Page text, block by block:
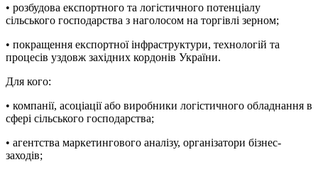
• розбудова експортного та логістичного потенціалу
сільського господарства з наголосом на торгівлі зерном;
• покращення експортної інфраструктури, технологій та
процесів уздовж західних кордонів України.
Для кого:
• компанії, асоціації або виробники логістичного обладнання в
сфері сільського господарства;
• агентства маркетингового аналізу, організатори бізнес-
заходів;